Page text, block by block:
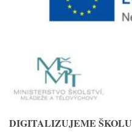
DIGITALIZUJEME ŠKOLU